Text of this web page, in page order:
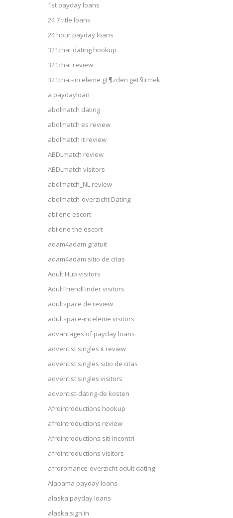
1st payday loans
24 7 title loans
24 hour payday loans
321chat dating hookup
321chat review
321chat-inceleme gГ¶zden geГ§irmek
a paydayloan
abdlmatch dating
abdlmatch es review
abdlmatch it review
ABDLmatch review
ABDLmatch visitors
abdlmatch_NL review
abdlmatch-overzicht Dating
abilene escort
abilene the escort
adam4adam gratuit
adam4adam sitio de citas
Adult Hub visitors
AdultFriendFinder visitors
adultspace de review
adultspace-inceleme visitors
advantages of payday loans
adventist singles it review
adventist singles sitio de citas
adventist singles visitors
adventist-dating-de kosten
Afrointroductions hookup
afrointroductions review
Afrointroductions siti incontri
afrointroductions visitors
afroromance-overzicht adult dating
Alabama payday loans
alaska payday loans
alaska sign in